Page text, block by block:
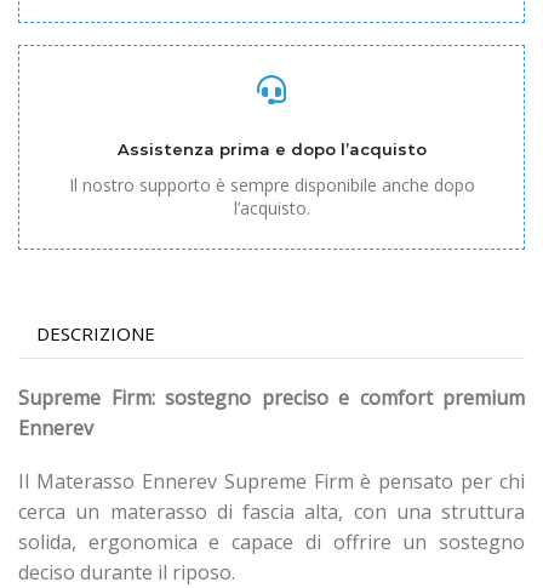
Assistenza prima e dopo l’acquisto
Il nostro supporto è sempre disponibile anche dopo
l’acquisto.
DESCRIZIONE
Supreme Firm: sostegno preciso e comfort premium
Ennerev
Il Materasso Ennerev Supreme Firm è pensato per chi
cerca un materasso di fascia alta, con una struttura
solida, ergonomica e capace di offrire un sostegno
deciso durante il riposo.